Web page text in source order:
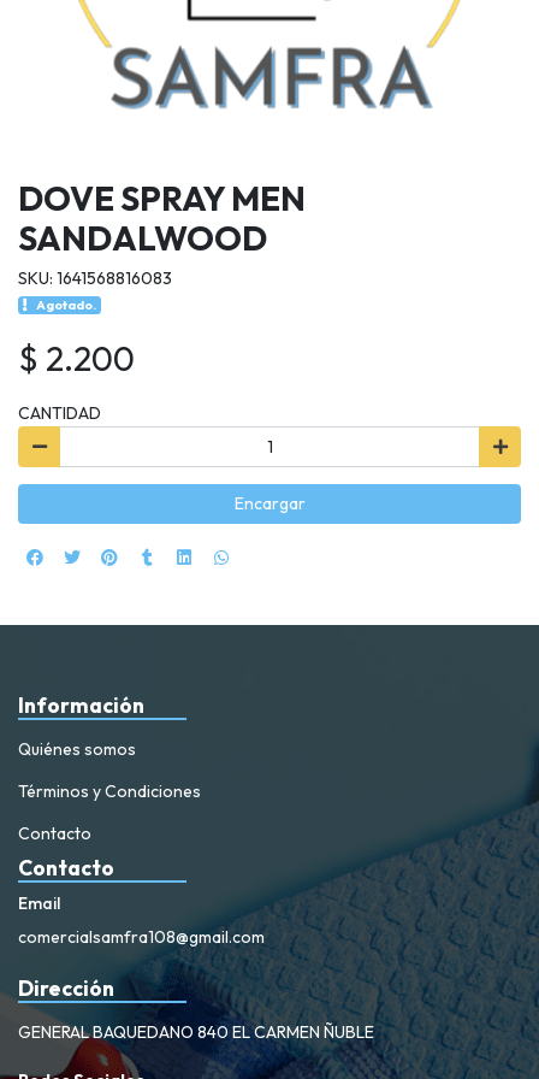
DOVE SPRAY MEN
SANDALWOOD
SKU: 1641568816083
Agotado.
$ 2.200
CANTIDAD
Encargar
Información
Quiénes somos
Términos y Condiciones
Contacto
Contacto
Email
comercialsamfra108@gmail.com
Dirección
GENERAL BAQUEDANO 840 EL CARMEN ÑUBLE